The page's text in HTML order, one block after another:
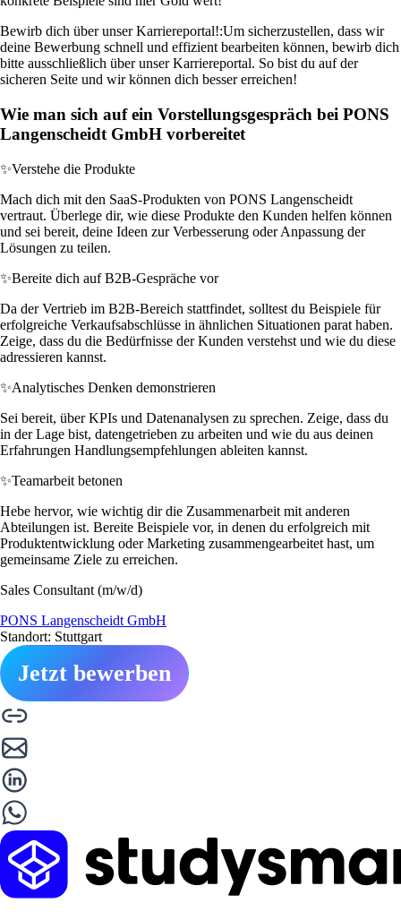
Bewirb dich über unser Karriereportal!:Um sicherzustellen, dass wir
deine Bewerbung schnell und effizient bearbeiten können, bewirb dich
bitte ausschließlich über unser Karriereportal. So bist du auf der
sicheren Seite und wir können dich besser erreichen!
Wie man sich auf ein Vorstellungsgespräch bei PONS
Langenscheidt GmbH vorbereitet
✨Verstehe die Produkte
Mach dich mit den SaaS-Produkten von PONS Langenscheidt
vertraut. Überlege dir, wie diese Produkte den Kunden helfen können
und sei bereit, deine Ideen zur Verbesserung oder Anpassung der
Lösungen zu teilen.
✨Bereite dich auf B2B-Gespräche vor
Da der Vertrieb im B2B-Bereich stattfindet, solltest du Beispiele für
erfolgreiche Verkaufsabschlüsse in ähnlichen Situationen parat haben.
Zeige, dass du die Bedürfnisse der Kunden verstehst und wie du diese
adressieren kannst.
✨Analytisches Denken demonstrieren
Sei bereit, über KPIs und Datenanalysen zu sprechen. Zeige, dass du
in der Lage bist, datengetrieben zu arbeiten und wie du aus deinen
Erfahrungen Handlungsempfehlungen ableiten kannst.
✨Teamarbeit betonen
Hebe hervor, wie wichtig dir die Zusammenarbeit mit anderen
Abteilungen ist. Bereite Beispiele vor, in denen du erfolgreich mit
Produktentwicklung oder Marketing zusammengearbeitet hast, um
gemeinsame Ziele zu erreichen.
Sales Consultant (m/w/d)
PONS Langenscheidt GmbH
Standort: Stuttgart
Jetzt bewerben